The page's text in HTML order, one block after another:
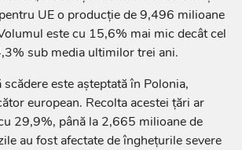
UE o producție de 9,496 milioane
este cu 15,6% mai mic decât cel
sub media ultimilor trei ani.
este așteptată în Polonia,
european. Recolta acestei țări ar
29,9%, până la 2,665 milioane de
au fost afectate de înghețurile severe